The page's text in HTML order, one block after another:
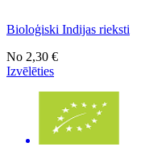
Bioloģiski Indijas rieksti
No 2,30 €
Izvēlēties